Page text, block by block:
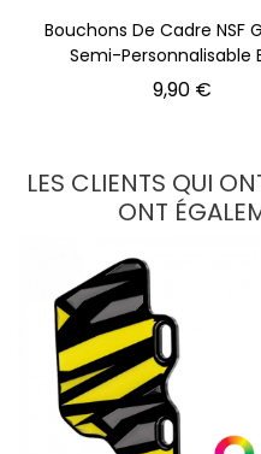
Bouchons De Cadre NSF
Semi-Personnalisable
9,90 €Prix
LES CLIENTS QUI
ONT